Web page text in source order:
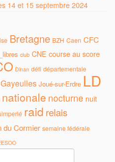
14 et 15 septembre 2024
Bretagne BZH Caen CFC
club CNE course au score
Dinan défi départementale
Gayeulles Joué-sur-Erdre LD
nationale nocturne nuit
raid relais
du Cormier semaine fédérale